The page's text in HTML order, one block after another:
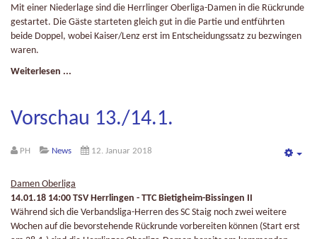
Mit einer Niederlage sind die Herrlinger Oberliga-Damen in die Rückrunde
gestartet. Die Gäste starteten gleich gut in die Partie und entführten
beide Doppel, wobei Kaiser/Lenz erst im Entscheidungssatz zu bezwingen
waren.
Weiterlesen ...
Vorschau 13./14.1.
PH News 12. Januar 2018
Damen Oberliga
14.01.18 14:00 TSV Herrlingen - TTC Bietigheim-Bissingen II
Während sich die Verbandsliga-Herren des SC Staig noch zwei weitere
Wochen auf die bevorstehende Rückrunde vorbereiten können (Start erst